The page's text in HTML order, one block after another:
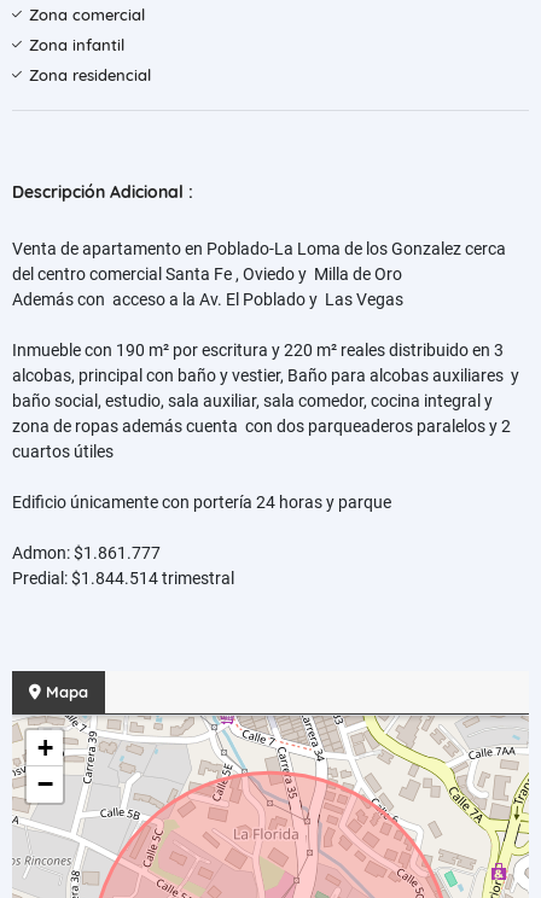
Zona comercial
Zona infantil
Zona residencial
Descripción Adicional :
Venta de apartamento en Poblado-La Loma de los Gonzalez cerca
del centro comercial Santa Fe , Oviedo y Milla de Oro
Además con acceso a la Av. El Poblado y Las Vegas
Inmueble con 190 m² por escritura y 220 m² reales distribuido en 3
alcobas, principal con baño y vestier, Baño para alcobas auxiliares y
baño social, estudio, sala auxiliar, sala comedor, cocina integral y
zona de ropas además cuenta con dos parqueaderos paralelos y 2
cuartos útiles
Edificio únicamente con portería 24 horas y parque
Admon: $1.861.777
Predial: $1.844.514 trimestral
Mapa
+
−